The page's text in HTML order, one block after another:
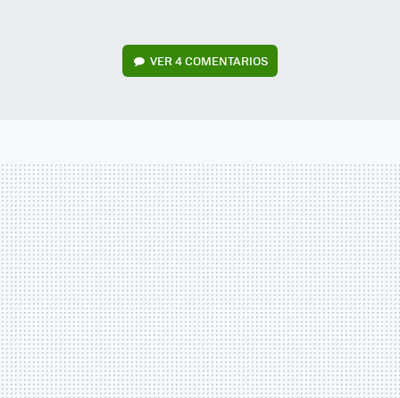
VER4 COMENTARIOS